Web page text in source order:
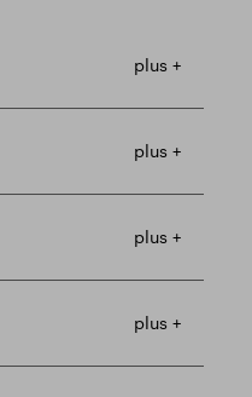
plus +
plus +
plus +
plus +